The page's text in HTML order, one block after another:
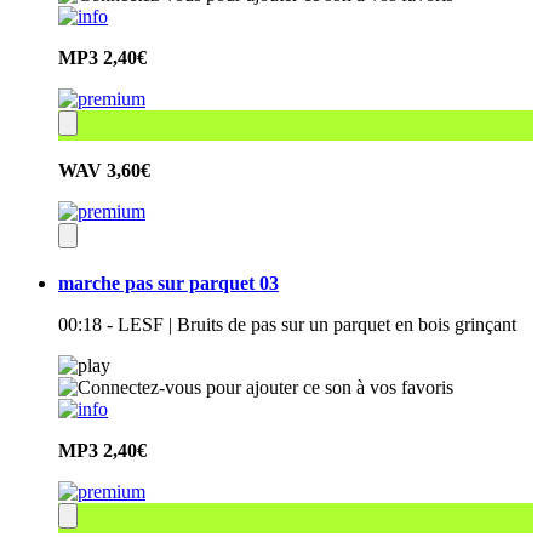
MP3 2,40€
WAV 3,60€
marche pas sur parquet 03
00:18 - LESF | Bruits de pas sur un parquet en bois grinçant
MP3 2,40€